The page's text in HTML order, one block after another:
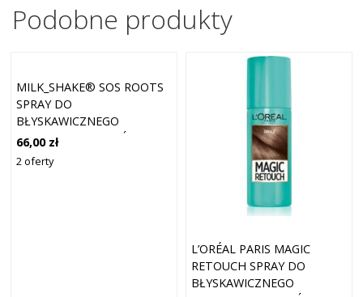
Podobne produkty
MILK_SHAKE® SOS ROOTS
SPRAY DO
BŁYSKAWICZNEGO
RETUSZU ODROSTÓW
BLOND 75 ML
66,00 zł
2 oferty
L’ORÉAL PARIS MAGIC
RETOUCH SPRAY DO
BŁYSKAWICZNEGO